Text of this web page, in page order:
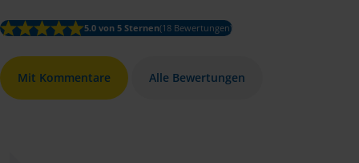
5.0 von 5 Sternen(18 Bewertungen)
Mit Kommentare Alle Bewertungen